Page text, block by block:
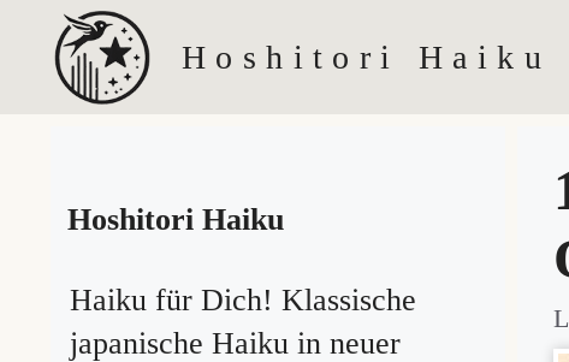
Inhalt
springen
Hoshitori Haiku
Hoshitori Haiku
Haiku für Dich! Klassische
japanische Haiku in neuer